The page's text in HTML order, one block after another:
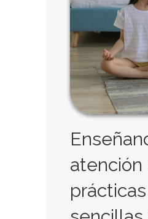
atención
prácticas